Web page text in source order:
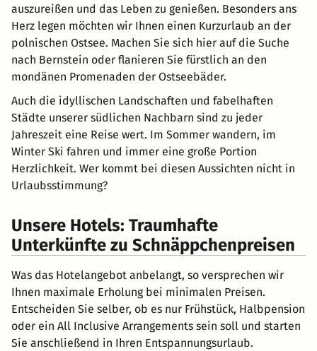
auszureißen und das Leben zu genießen. Besonders ans
Herz legen möchten wir Ihnen einen Kurzurlaub an der
polnischen Ostsee. Machen Sie sich hier auf die Suche
nach Bernstein oder flanieren Sie fürstlich an den
mondänen Promenaden der Ostseebäder.
Auch die idyllischen Landschaften und fabelhaften
Städte unserer südlichen Nachbarn sind zu jeder
Jahreszeit eine Reise wert. Im Sommer wandern, im
Winter Ski fahren und immer eine große Portion
Herzlichkeit. Wer kommt bei diesen Aussichten nicht in
Urlaubsstimmung?
Unsere Hotels: Traumhafte
Unterkünfte zu Schnäppchenpreisen
Was das Hotelangebot anbelangt, so versprechen wir
Ihnen maximale Erholung bei minimalen Preisen.
Entscheiden Sie selber, ob es nur Frühstück, Halbpension
oder ein All Inclusive Arrangements sein soll und starten
Sie anschließend in Ihren Entspannungsurlaub.